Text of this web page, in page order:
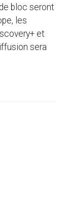
bloc seront
les
et
sera